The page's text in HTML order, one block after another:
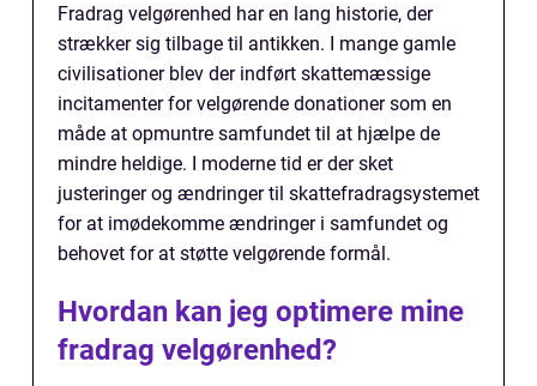
Fradrag velgørenhed har en lang historie, der
strækker sig tilbage til antikken. I mange gamle
civilisationer blev der indført skattemæssige
incitamenter for velgørende donationer som en
måde at opmuntre samfundet til at hjælpe de
mindre heldige. I moderne tid er der sket
justeringer og ændringer til skattefradragsystemet
for at imødekomme ændringer i samfundet og
behovet for at støtte velgørende formål.
Hvordan kan jeg optimere mine
fradrag velgørenhed?